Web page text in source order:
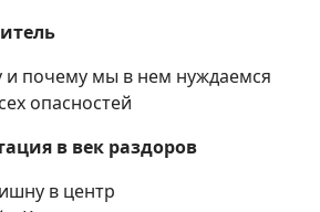
и почему мы в нем нуждаемся
опасностей
в век раздоров
в центр